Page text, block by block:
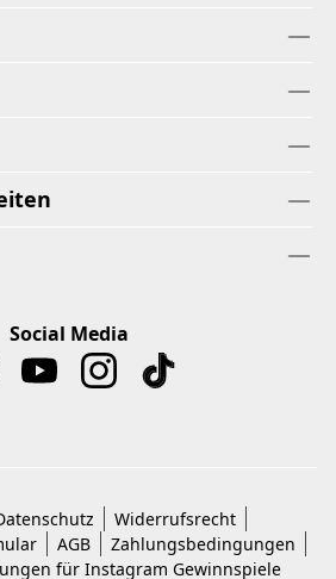
Social Media
Widerrufsrecht
AGB
Zahlungsbedingungen
für Instagram Gewinnspiele